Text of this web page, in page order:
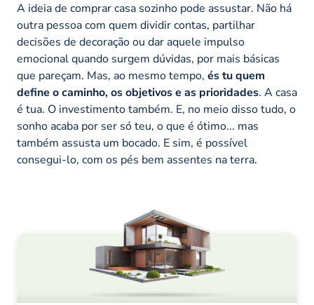
A ideia de comprar casa sozinho pode assustar. Não há
outra pessoa com quem dividir contas, partilhar
decisões de decoração ou dar aquele impulso
emocional quando surgem dúvidas, por mais básicas
que pareçam. Mas, ao mesmo tempo, és tu quem
define o caminho, os objetivos e as prioridades. A casa
é tua. O investimento também. E, no meio disso tudo, o
sonho acaba por ser só teu, o que é ótimo... mas
também assusta um bocado. E sim, é possível
consegui-lo, com os pés bem assentes na terra.